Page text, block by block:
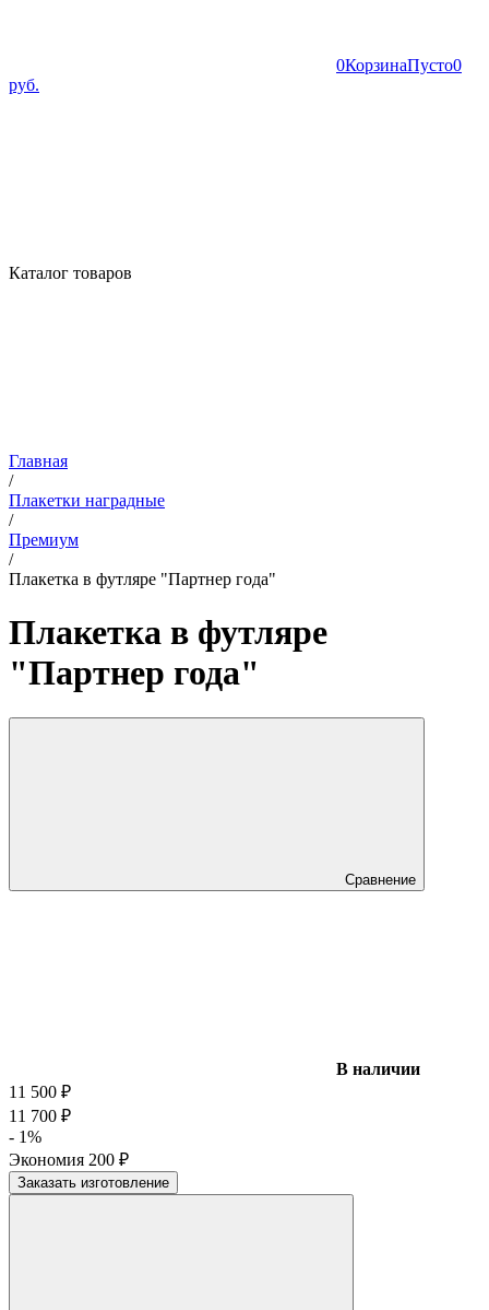
0КорзинаПусто0
руб.
Каталог товаров
Главная
/
Плакетки наградные
/
Премиум
/
Плакетка в футляре "Партнер года"
Плакетка в футляре
"Партнер года"
Сравнение
В наличии
11 500 ₽
11 700 ₽
- 1%
Экономия 200 ₽
Заказать изготовление